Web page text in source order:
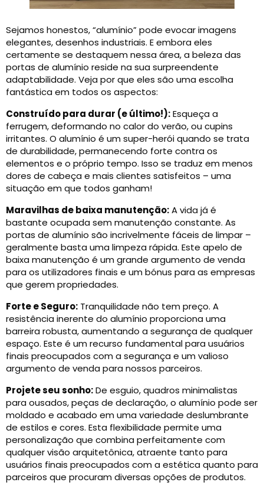
Sejamos honestos, “alumínio” pode evocar imagens
elegantes, desenhos industriais. E embora eles
certamente se destaquem nessa área, a beleza das
portas de alumínio reside na sua surpreendente
adaptabilidade. Veja por que eles são uma escolha
fantástica em todos os aspectos:
Construído para durar (e último!):Esqueça a
ferrugem, deformando no calor do verão, ou cupins
irritantes. O alumínio é um super-herói quando se trata
de durabilidade, permanecendo forte contra os
elementos e o próprio tempo. Isso se traduz em menos
dores de cabeça e mais clientes satisfeitos – uma
situação em que todos ganham!
Maravilhas de baixa manutenção:A vida já é
bastante ocupada sem manutenção constante. As
portas de alumínio são incrivelmente fáceis de limpar –
geralmente basta uma limpeza rápida. Este apelo de
baixa manutenção é um grande argumento de venda
para os utilizadores finais e um bónus para as empresas
que gerem propriedades.
Forte e Seguro: Tranquilidade não tem preço. A
resistência inerente do alumínio proporciona uma
barreira robusta, aumentando a segurança de qualquer
espaço. Este é um recurso fundamental para usuários
finais preocupados com a segurança e um valioso
argumento de venda para nossos parceiros.
Projete seu sonho:De esguio, quadros minimalistas
para ousados, peças de declaração, o alumínio pode ser
moldado e acabado em uma variedade deslumbrante
de estilos e cores. Esta flexibilidade permite uma
personalização que combina perfeitamente com
qualquer visão arquitetônica, atraente tanto para
usuários finais preocupados com a estética quanto para
parceiros que procuram diversas opções de produtos.